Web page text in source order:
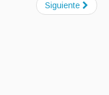
Siguiente